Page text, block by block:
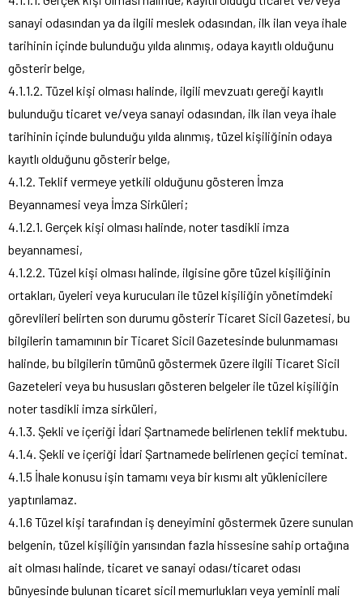
sanayi odasından ya da ilgili meslek odasından, ilk ilan veya ihale
tarihinin içinde bulunduğu yılda alınmış, odaya kayıtlı olduğunu
gösterir belge,
4.1.1.2. Tüzel kişi olması halinde, ilgili mevzuatı gereği kayıtlı
bulunduğu ticaret ve/veya sanayi odasından, ilk ilan veya ihale
tarihinin içinde bulunduğu yılda alınmış, tüzel kişiliğinin odaya
kayıtlı olduğunu gösterir belge,
4.1.2. Teklif vermeye yetkili olduğunu gösteren İmza
Beyannamesi veya İmza Sirküleri;
4.1.2.1. Gerçek kişi olması halinde, noter tasdikli imza
beyannamesi,
4.1.2.2. Tüzel kişi olması halinde, ilgisine göre tüzel kişiliğinin
ortakları, üyeleri veya kurucuları ile tüzel kişiliğin yönetimdeki
görevlileri belirten son durumu gösterir Ticaret Sicil Gazetesi, bu
bilgilerin tamamının bir Ticaret Sicil Gazetesinde bulunmaması
halinde, bu bilgilerin tümünü göstermek üzere ilgili Ticaret Sicil
Gazeteleri veya bu hususları gösteren belgeler ile tüzel kişiliğin
noter tasdikli imza sirküleri,
4.1.3. Şekli ve içeriği İdari Şartnamede belirlenen teklif mektubu.
4.1.4. Şekli ve içeriği İdari Şartnamede belirlenen geçici teminat.
4.1.5 İhale konusu işin tamamı veya bir kısmı alt yüklenicilere
yaptırılamaz.
4.1.6 Tüzel kişi tarafından iş deneyimini göstermek üzere sunulan
belgenin, tüzel kişiliğin yarısından fazla hissesine sahip ortağına
ait olması halinde, ticaret ve sanayi odası/ticaret odası
bünyesinde bulunan ticaret sicil memurlukları veya yeminli mali